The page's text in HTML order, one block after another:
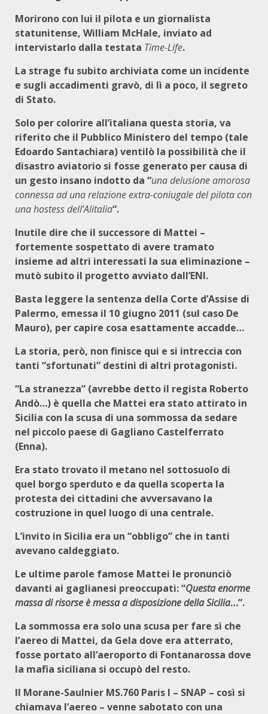
Morirono con lui il pilota e un giornalista
statunitense, William McHale, inviato ad
intervistarlo dalla testata Time-Life.
La strage fu subito archiviata come un incidente
e sugli accadimenti gravò, di lì a poco, il segreto
di Stato.
Solo per colorire all’italiana questa storia, va
riferito che il Pubblico Ministero del tempo (tale
Edoardo Santachiara) ventilò la possibilità che il
disastro aviatorio si fosse generato per causa di
un gesto insano indotto da “una delusione amorosa
connessa ad una relazione extra-coniugale del pilota con
una hostess dell’Alitalia“.
Inutile dire che il successore di Mattei –
fortemente sospettato di avere tramato
insieme ad altri interessati la sua eliminazione –
mutò subito il progetto avviato dall’ENI.
Basta leggere la sentenza della Corte d’Assise di
Palermo, emessa il 10 giugno 2011 (sul caso De
Mauro), per capire cosa esattamente accadde…
La storia, però, non finisce qui e si intreccia con
tanti “sfortunati” destini di altri protagonisti.
“La stranezza” (avrebbe detto il regista Roberto
Andò…) è quella che Mattei era stato attirato in
Sicilia con la scusa di una sommossa da sedare
nel piccolo paese di Gagliano Castelferrato
(Enna).
Era stato trovato il metano nel sottosuolo di
quel borgo sperduto e da quella scoperta la
protesta dei cittadini che avversavano la
costruzione in quel luogo di una centrale.
L’invito in Sicilia era un “obbligo” che in tanti
avevano caldeggiato.
Le ultime parole famose Mattei le pronunciò
davanti ai gaglianesi preoccupati: “Questa enorme
massa di risorse è messa a disposizione della Sicilia…”.
La sommossa era solo una scusa per fare sì che
l’aereo di Mattei, da Gela dove era atterrato,
fosse portato all’aeroporto di Fontanarossa dove
la mafia siciliana si occupò del resto.
Il Morane-Saulnier MS.760 Paris I – SNAP – così si
chiamava l’aereo – venne sabotato con una